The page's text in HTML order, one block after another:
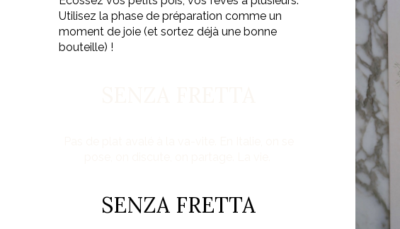
Utilisez la phase de préparation comme un
moment de joie (et sortez déjà une bonne
bouteille) !
SENZA FRETTA